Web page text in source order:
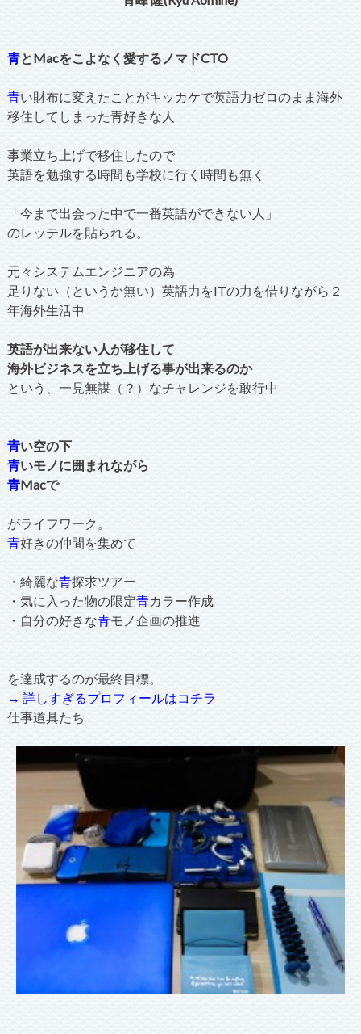
青とMacをこよなく愛するノマドCTO
青い財布に変えたことがキッカケで英語力ゼロのまま海外
移住してしまった青好きな人
事業立ち上げで移住したので
英語を勉強する時間も学校に行く時間も無く
「今まで出会った中で一番英語ができない人」
のレッテルを貼られる。
元々システムエンジニアの為
足りない（というか無い）英語力をITの力を借りながら２
年海外生活中
英語が出来ない人が移住して
海外ビジネスを立ち上げる事が出来るのか
という、一見無謀（？）なチャレンジを敢行中
青い空の下
青いモノに囲まれながら
青Macで
がライフワーク。
青好きの仲間を集めて
・綺麗な青探求ツアー
・気に入った物の限定青カラー作成
・自分の好きな青モノ企画の推進
を達成するのが最終目標。
→ 詳しすぎるプロフィールはコチラ
仕事道具たち